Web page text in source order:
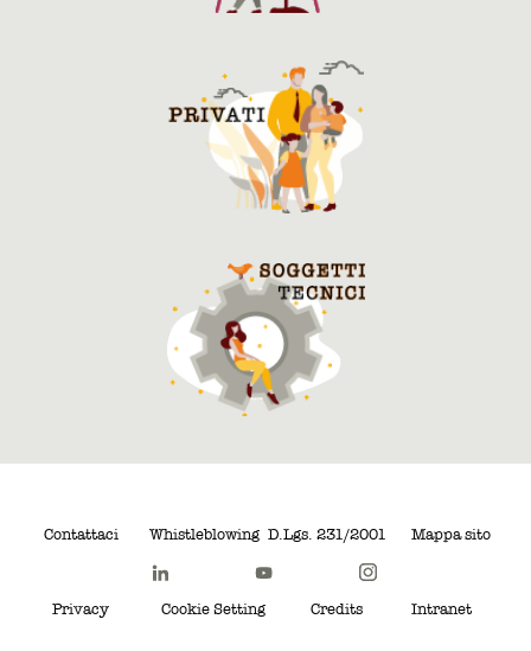
Contattaci Whistleblowing D.Lgs. 231/2001 Mappa sito
Privacy Cookie Setting Credits Intranet